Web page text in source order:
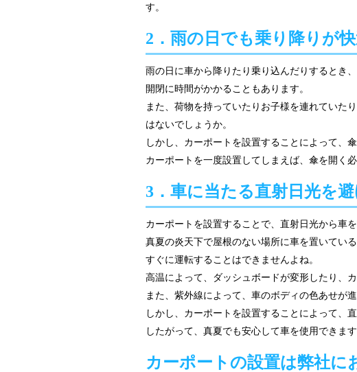
す。
2．雨の日でも乗り降りが
雨の日に車から降りたり乗り込んだりするとき
開閉に時間がかかることもあります。
また、荷物を持っていたりお子様を連れていた
はないでしょうか。
しかし、カーポートを設置することによって、
カーポートを一度設置してしまえば、傘を開く
3．車に当たる直射日光を
カーポートを設置することで、直射日光から車
真夏の炎天下で屋根のない場所に車を置いてい
すぐに運転することはできませんよね。
高温によって、ダッシュボードが変形したり、
また、紫外線によって、車のボディの色あせが
しかし、カーポートを設置することによって、
したがって、真夏でも安心して車を使用できます
カーポートの設置は弊社に